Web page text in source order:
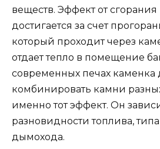
веществ. Эффект от
достигается за счет
который проходит через
отдает тепло в помещение
современных печах каменка
комбинировать камни
именно тот эффект. Он
разновидности топлива,
дымохода.